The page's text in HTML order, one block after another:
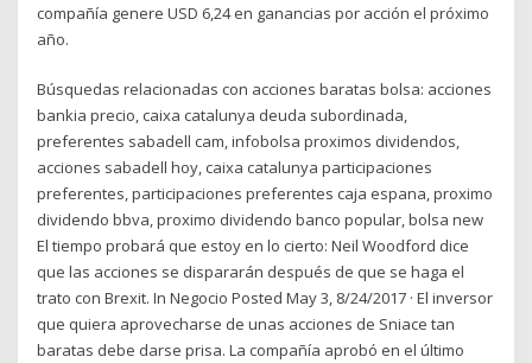
compañía genere USD 6,24 en ganancias por acción el próximo
año.
Búsquedas relacionadas con acciones baratas bolsa: acciones
bankia precio, caixa catalunya deuda subordinada,
preferentes sabadell cam, infobolsa proximos dividendos,
acciones sabadell hoy, caixa catalunya participaciones
preferentes, participaciones preferentes caja espana, proximo
dividendo bbva, proximo dividendo banco popular, bolsa new
El tiempo probará que estoy en lo cierto: Neil Woodford dice
que las acciones se dispararán después de que se haga el
trato con Brexit. In Negocio Posted May 3, 8/24/2017 · El inversor
que quiera aprovecharse de unas acciones de Sniace tan
baratas debe darse prisa. La compañía aprobó en el último